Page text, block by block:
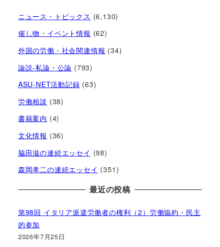
ニュース・トピックス (6,130)
催し物・イベント情報 (62)
外国の労働・社会関連情報 (34)
論説-私論・公論 (793)
ASU-NET活動記録 (63)
労働相談 (38)
書籍案内 (4)
文化情報 (36)
脇田滋の連続エッセイ (98)
森岡孝二の連続エッセイ (351)
最近の投稿
第98回 イタリア派遣労働者の権利（2）労働協約・民主
的参加
2026年7月25日